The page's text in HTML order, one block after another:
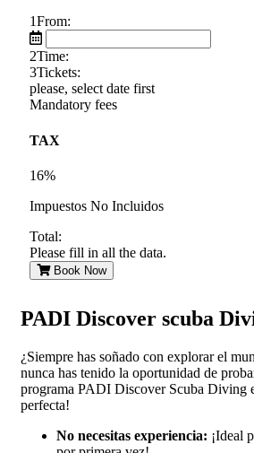
1From:
2Time:
3Tickets:
please, select date first
Mandatory fees
TAX
16%
Impuestos No Incluidos
Total:
Please fill in all the data.
Book Now
PADI Discover scuba
¿Siempre has soñado con explorar el
nunca has tenido la oportunidad de
programa PADI Discover Scuba Diving
perfecta!
No necesitas experiencia: ¡Ideal